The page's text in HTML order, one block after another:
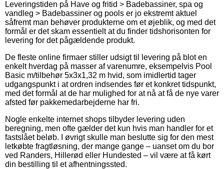
Leveringstiden på Have og fritid > Badebassiner, spa og
vandleg > Badebassiner og pools er jo ekstremt aktuel
såfremt man behøver produkterne om et øjeblik, og med det
formål er det skam essentielt at du finder tidshorisonten for
levering for det pågældende produkt.
De fleste online firmaer stiller udsigt til levering på blot en
enkelt hverdag på masser af varenumre, eksempelvis Pool
Basic m/tilbehør 5x3x1,32 m hvid, som imidlertid tager
udgangspunkt i at ordren indsendes før et konkret tidspunkt,
med det formål at de har mulighed for at nå at få de nye varer
afsted før pakkemedarbejderne har fri.
Nogle enkelte internet shops tilbyder levering uden
beregning, men ofte gælder det kun hvis man handler for et
fastslået beløb. I øvrigt skulle man beslutte sig for den mest
letkøbte fragtløsning, der mange gange – uanset om du bor
ved Randers, Hillerød eller Hundested – vil være at få kørt
din bestilling til et afhentningssted.